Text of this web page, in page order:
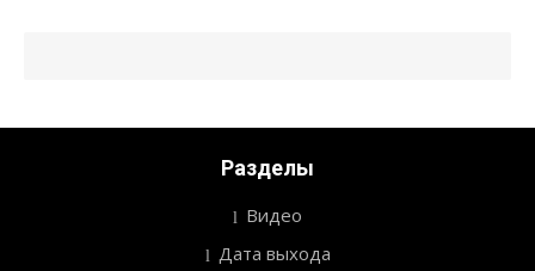
Разделы
Видео
Дата выхода